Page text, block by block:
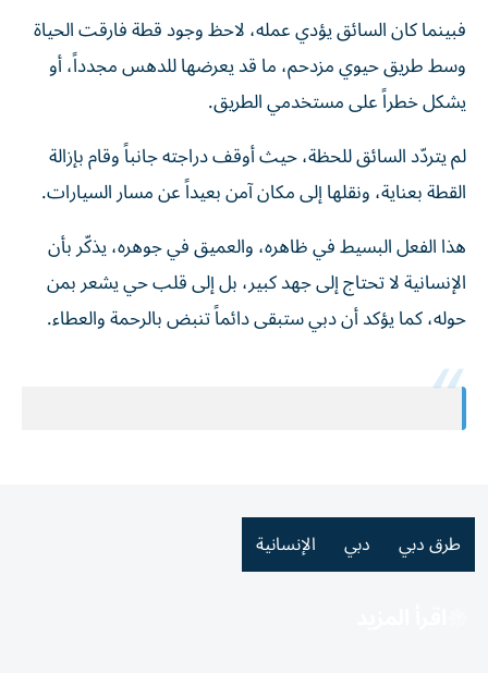
فبينما كان السائق يؤدي عمله، لاحظ وجود قطة فارقت الحياة
وسط طريق حيوي مزدحم، ما قد يعرضها للدهس مجدداً، أو
يشكل خطراً على مستخدمي الطريق.
لم يتردّد السائق للحظة، حيث أوقف دراجته جانباً وقام بإزالة
القطة بعناية، ونقلها إلى مكان آمن بعيداً عن مسار السيارات.
هذا الفعل البسيط في ظاهره، والعميق في جوهره، يذكّر بأن
الإنسانية لا تحتاج إلى جهد كبير، بل إلى قلب حي يشعر بمن
حوله، كما يؤكد أن دبي ستبقى دائماً تنبض بالرحمة والعطاء.
طرق دبي دبي الإنسانية